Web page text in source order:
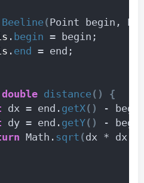
Beeline(Point begin,
. begin = begin;
. end
= end;
double distance()
{
dx = end. getX()
-
dy = end. getY()
-
Math. sqrt (dx * dx +